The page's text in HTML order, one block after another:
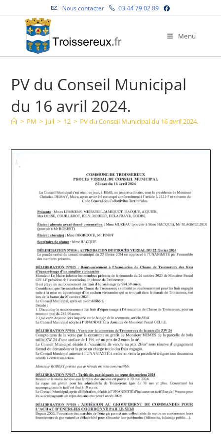
Nous contacter 03 44 79 02 89
Menu
PV du Conseil Municipal
du 16 avril 2024.
> PM > Juil > 12 > PV du Conseil Municipal du 16 avril 2024.